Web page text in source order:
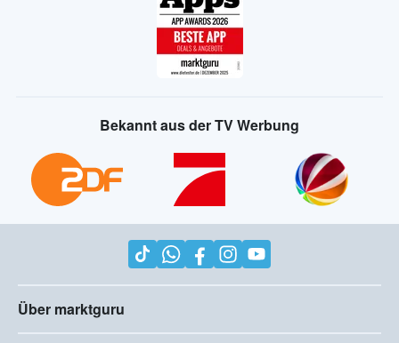
Bekannt aus der TV Werbung
Über marktguru